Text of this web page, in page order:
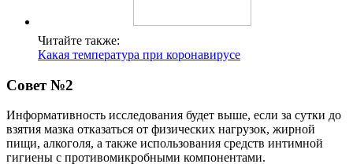
Читайте также:
Какая температура при коронавирусе
Совет №2
Информативность исследования будет выше, если за сутки до
взятия мазка отказаться от физических нагрузок, жирной
пищи, алкоголя, а также использования средств интимной
гигиены с противомикробными компонентами.